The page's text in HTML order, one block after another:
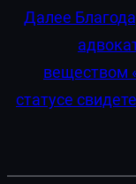
Далее
веществом
статусе